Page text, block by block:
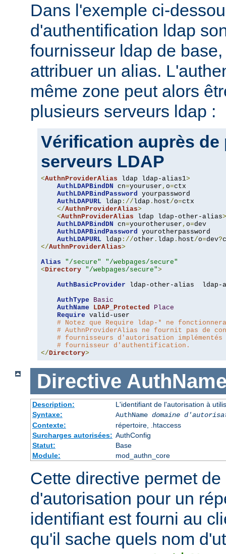
Dans l'exemple ci-
d'authentification ldap
fournisseur ldap de
attribuer un alias.
même zone peut alors
plusieurs serveurs ldap :
Vérification auprès de
serveurs LDAP
<AuthnProviderAlias ldap ldap-alias1>
AuthLDAPBindDN cn=youruser , o=ctx
AuthLDAPBindPassword yourpassword
AuthLDAPURL ldap ://ldap . host/o=ctx
</AuthnProviderAlias>
<AuthnProviderAlias ldap ldap-other-alias>
AuthLDAPBindDN cn=yourotheruser , o=dev
AuthLDAPBindPassword yourotherpassword
AuthLDAPURL ldap ://other . ldap . host/o=dev?
</AuthnProviderAlias>
Alias
"/secure"
"/webpages/secure"
<Directory "/webpages/secure">
AuthBasicProvider ldap-other-alias  ldap-
AuthType
Basic
AuthName
LDAP_Protected
Place
Require valid-user
# Notez que Require ldap-* ne
# AuthnProviderAlias ne fournit pas de
# fournisseurs d'autorisation implémentés
# fournisseur d'authentification.
</Directory>
Directive
Description:
L'identifiant de l'autorisation à
Syntaxe:
AuthName domaine
Contexte:
répertoire, .htaccess
Surcharges autorisées: AuthConfig
Statut:
Base
Module:
mod_authn_core
Cette directive permet
d'autorisation pour un
identifiant est fourni au
qu'il sache quels nom